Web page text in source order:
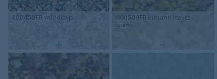
000450FR woodchip 000509FR autumn leaves -
green